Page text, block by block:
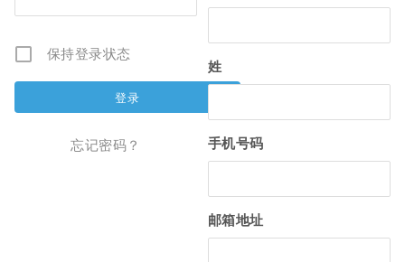
保持登录状态
忘记密码？
姓
手机号码
邮箱地址